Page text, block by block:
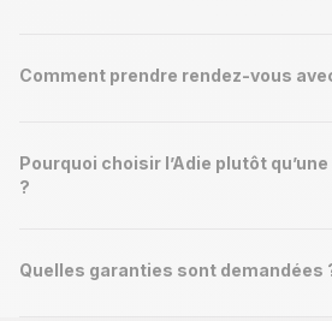
Comment prendre rendez-vous
Pourquoi choisir l’Adie plutôt
?
Quelles garanties sont demandées